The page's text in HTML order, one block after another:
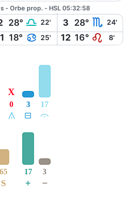
- Orbe prop. - HSL 05:32:58
28° G 22' 3 28° H 24'
18° D 25' 12 16° E 8'
Å
0
X
É
3
Ă
17
S
65
+
17
−
3